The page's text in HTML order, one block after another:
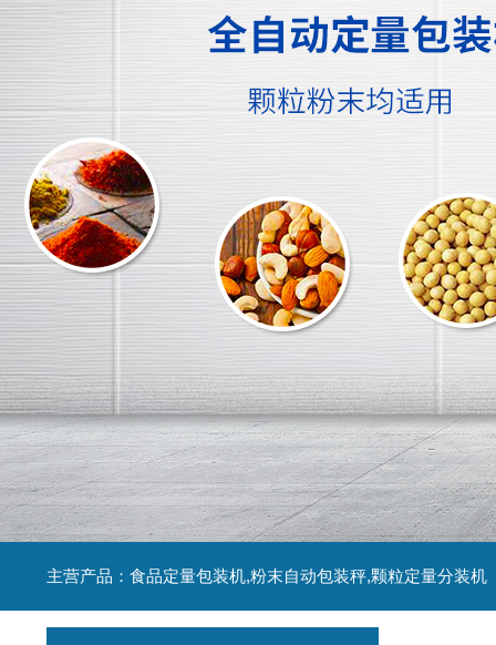
主营产品：食品定量包装机,粉末自动包装秤,颗粒定量分装机